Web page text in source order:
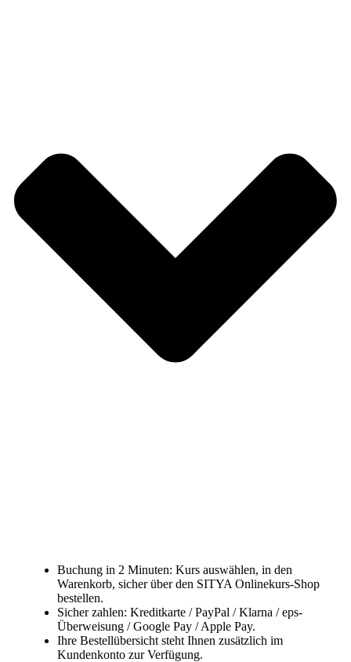
Buchung in 2 Minuten: Kurs auswählen, in den
Warenkorb, sicher über den SITYA Onlinekurs-Shop
bestellen.
Sicher zahlen: Kreditkarte / PayPal / Klarna / eps-
Überweisung / Google Pay / Apple Pay.
Ihre Bestellübersicht steht Ihnen zusätzlich im
Kundenkonto zur Verfügung.